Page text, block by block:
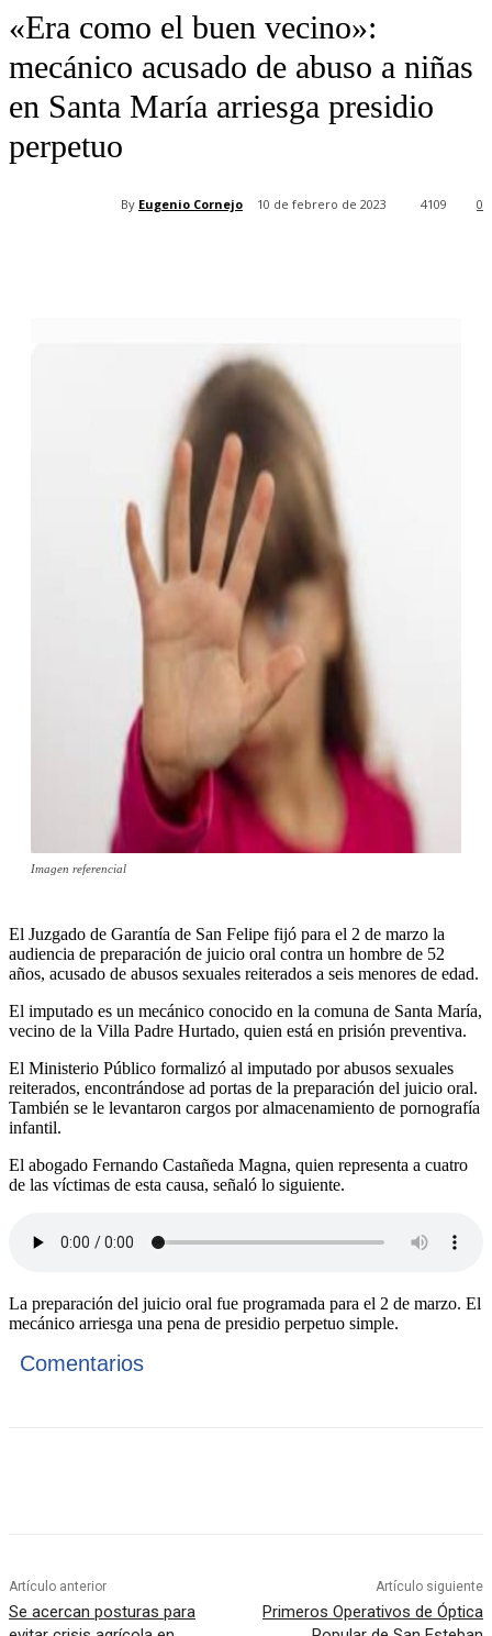
«Era como el buen vecino»:
mecánico acusado de abuso a niñas
en Santa María arriesga presidio
perpetuo
By Eugenio Cornejo 10 de febrero de 2023 0
4109
Imagen referencial
El Juzgado de Garantía de San Felipe fijó para el 2 de marzo la
audiencia de preparación de juicio oral contra un hombre de 52
años, acusado de abusos sexuales reiterados a seis menores de edad.
El imputado es un mecánico conocido en la comuna de Santa María,
vecino de la Villa Padre Hurtado, quien está en prisión preventiva.
El Ministerio Público formalizó al imputado por abusos sexuales
reiterados, encontrándose ad portas de la preparación del juicio oral.
También se le levantaron cargos por almacenamiento de pornografía
infantil.
El abogado Fernando Castañeda Magna, quien representa a cuatro
de las víctimas de esta causa, señaló lo siguiente.
La preparación del juicio oral fue programada para el 2 de marzo. El
mecánico arriesga una pena de presidio perpetuo simple.
Comentarios
Artículo anterior
Se acercan posturas para
Artículo siguiente
Primeros Operativos de Óptica